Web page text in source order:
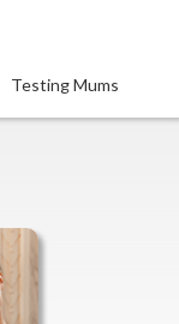
Testing Mums